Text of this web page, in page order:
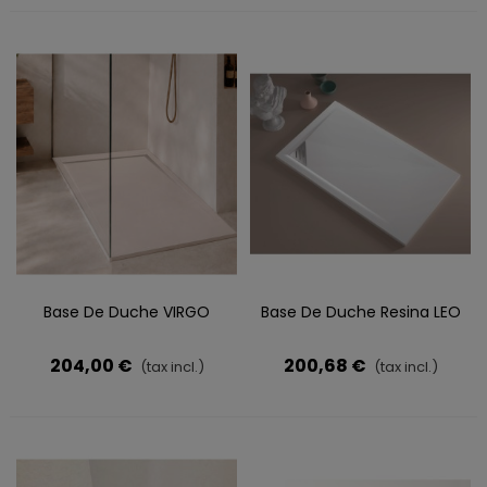
Base De Duche VIRGO
204,00 € (tax incl.)
Base De Duche Resina LEO
200,68 € (tax incl.)